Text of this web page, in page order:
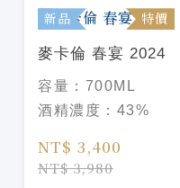
新品
特價
麥卡倫 春宴 2024
容量： 700ML
酒精濃度： 43%
NT$ 3,400
NT$ 3,980